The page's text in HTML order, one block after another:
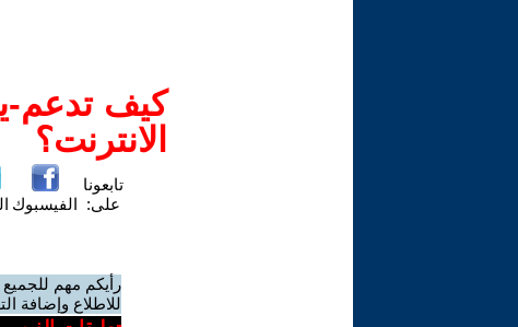
كيف تدعم-
الانترنت؟
تابعونا
على: الفيسبوك
رأيكم مهم
للاطلاع وإضافة